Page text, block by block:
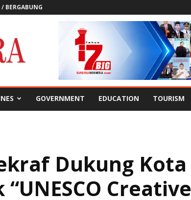
BERGABUNG
GOVERNMENT EDUCATION TOURISM
Dukung Kota
Creative